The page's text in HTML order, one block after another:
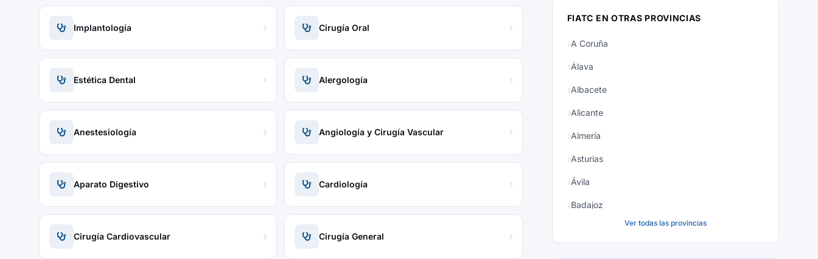
Implantología Cirugía Oral
Estética Dental Alergología
Anestesiología Angiología y Cirugía Vascular
Aparato Digestivo Cardiología
Cirugía Cardiovascular Cirugía General
FIATC EN OTRAS PROVINCIAS
A Coruña
Álava
Albacete
Alicante
Almería
Asturias
Ávila
Badajoz
Ver todas las provincias